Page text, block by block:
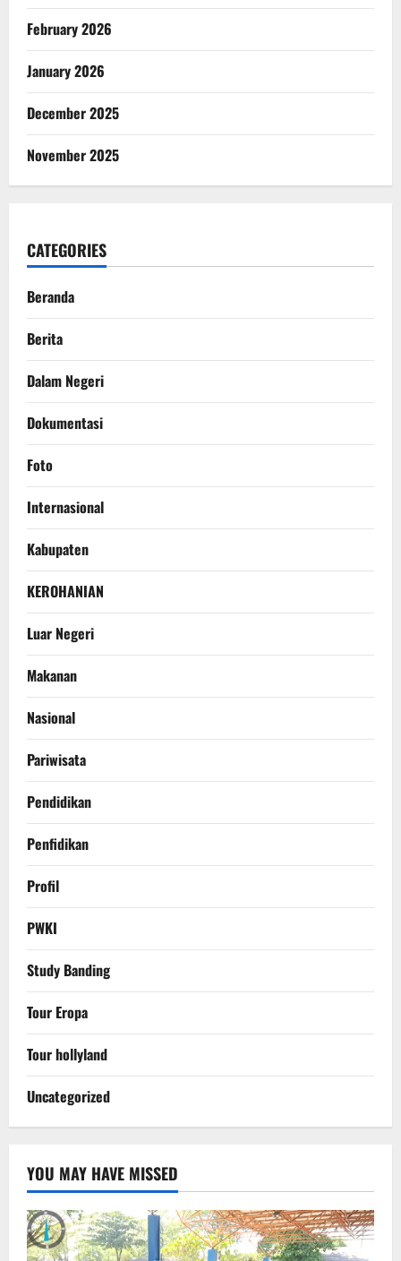
February 2026
January 2026
December 2025
November 2025
CATEGORIES
Beranda
Berita
Dalam Negeri
Dokumentasi
Foto
Internasional
Kabupaten
KEROHANIAN
Luar Negeri
Makanan
Nasional
Pariwisata
Pendidikan
Penfidikan
Profil
PWKI
Study Banding
Tour Eropa
Tour hollyland
Uncategorized
YOU MAY HAVE MISSED